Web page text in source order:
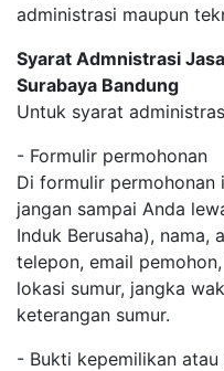
administrasi maupun
Syarat Admnistrasi
Surabaya Bandung
Untuk syarat
- Formulir permohonan
Di formulir permohonan
jangan sampai Anda
Induk Berusaha), nama,
telepon, email
lokasi sumur, jangka
keterangan sumur.
- Bukti kepemilikan atau